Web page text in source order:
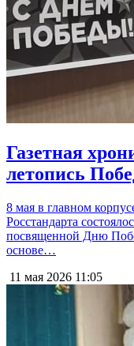
Газетная
летопись
8 мая в главном
Росстандарта
посвященной Дню
основе…
11 мая 2026 11:05